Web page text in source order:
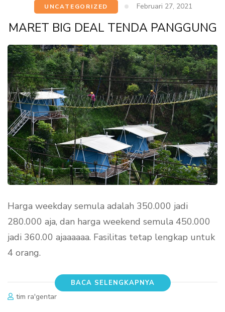
UNCATEGORIZED Februari 27, 2021
MARET BIG DEAL TENDA PANGGUNG
Harga weekday semula adalah 350.000 jadi
280.000 aja, dan harga weekend semula 450.000
jadi 360.00 ajaaaaaa. Fasilitas tetap lengkap untuk
4 orang.
BACA SELENGKAPNYA
tim ra'gentar